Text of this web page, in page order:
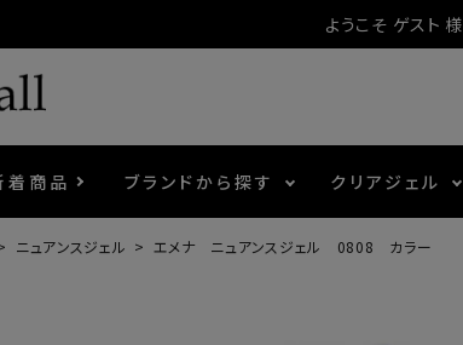
ようこそ ゲスト 様
着商品 ブランドから探す クリアジェル
ニュアンスジェル エメナ ニュアンスジェル 0808 カラー